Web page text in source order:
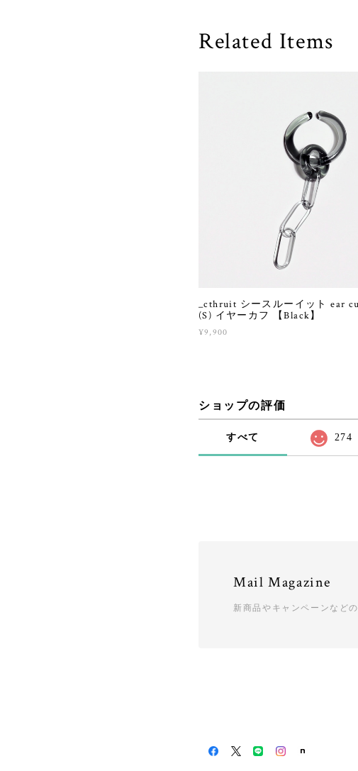
Related Items
_cthruit シースルーイット ear
(S) イヤーカフ 【Black】
¥9,900
ショップの評価
すべて 274
Mail Magazine
新商品やキャンペーンなど